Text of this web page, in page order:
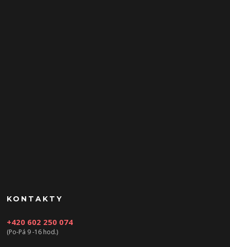
KONTAKTY
+420 602 250 074
(Po-Pá 9 -16 hod.)